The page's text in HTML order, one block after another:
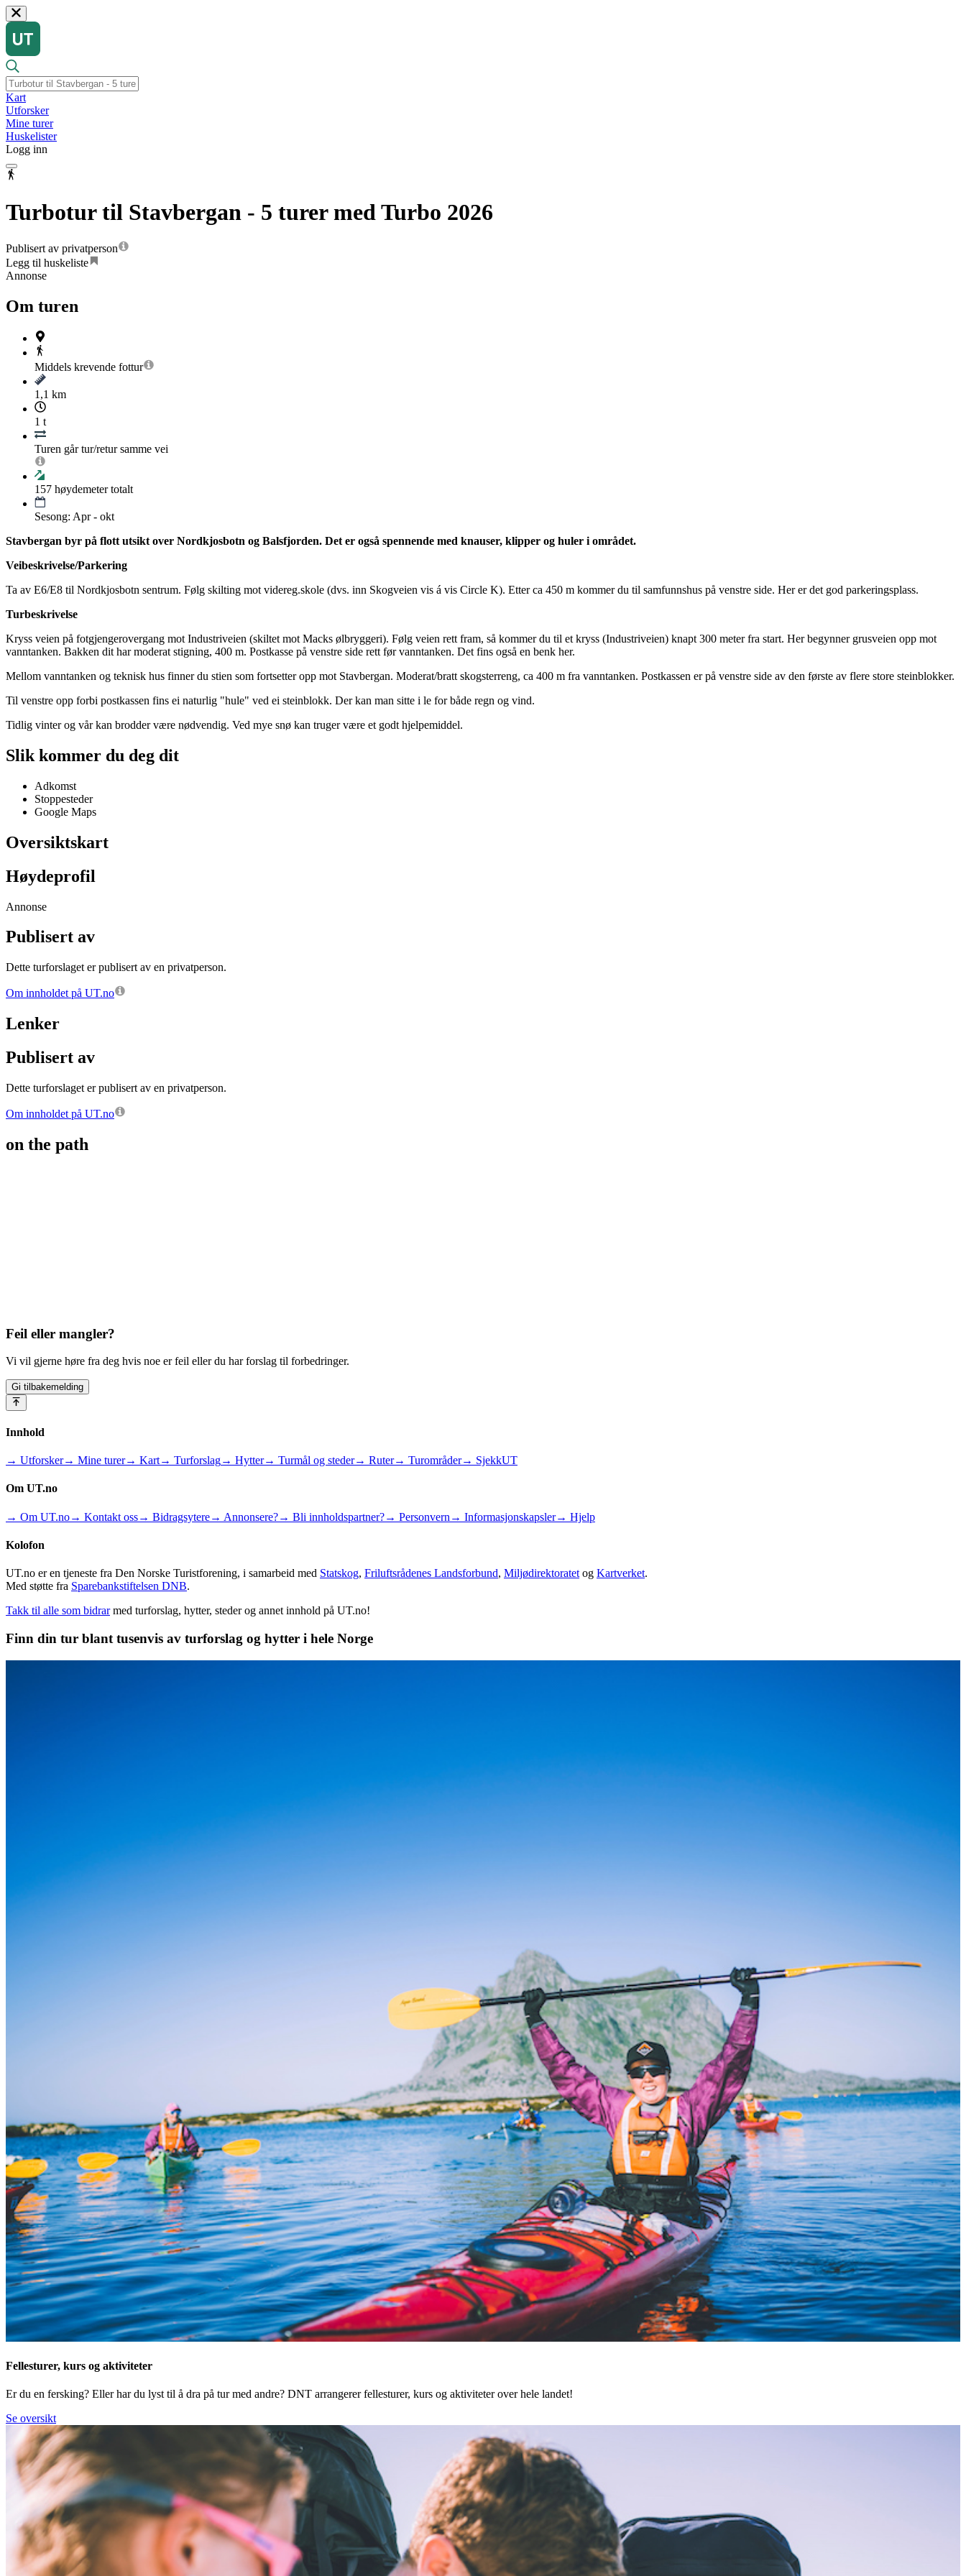
Kart
Utforsker
Mine turer
Huskelister
Logg inn
Turbotur til Stavbergan - 5 turer med Turbo 2026
Publisert av privatperson
Legg til huskeliste
Annonse
Om turen
Middels krevende fottur
1,1 km
1 t
Turen går tur/retur samme vei
157 høydemeter totalt
Sesong: Apr - okt
Stavbergan byr på flott utsikt over Nordkjosbotn og Balsfjorden. Det er også spennende med knauser, klipper og huler i området.
Veibeskrivelse/Parkering
Ta av E6/E8 til Nordkjosbotn sentrum. Følg skilting mot videreg.skole (dvs. inn Skogveien vis á vis Circle K). Etter ca 450 m kommer du til samfunnshus på venstre side. Her er det god parkeringsplass.
Turbeskrivelse
Kryss veien på fotgjengerovergang mot Industriveien (skiltet mot Macks ølbryggeri). Følg veien rett fram, så kommer du til et kryss (Industriveien) knapt 300 meter fra start. Her begynner grusveien opp mot
vanntanken. Bakken dit har moderat stigning, 400 m. Postkasse på venstre side rett før vanntanken. Det fins også en benk her.
Mellom vanntanken og teknisk hus finner du stien som fortsetter opp mot Stavbergan. Moderat/bratt skogsterreng, ca 400 m fra vanntanken. Postkassen er på venstre side av den første av flere store steinblokker.
Til venstre opp forbi postkassen fins ei naturlig "hule" ved ei steinblokk. Der kan man sitte i le for både regn og vind.
Tidlig vinter og vår kan brodder være nødvendig. Ved mye snø kan truger være et godt hjelpemiddel.
Slik kommer du deg dit
Adkomst
Stoppesteder
Google Maps
Oversiktskart
Høydeprofil
Annonse
Publisert av
Dette turforslaget er publisert av en privatperson.
Om innholdet på UT.no
Lenker
Publisert av
Dette turforslaget er publisert av en privatperson.
Om innholdet på UT.no
on the path
Feil eller mangler?
Vi vil gjerne høre fra deg hvis noe er feil eller du har forslag til forbedringer.
Gi tilbakemelding
Innhold
→ Utforsker→ Mine turer→ Kart→ Turforslag→ Hytter→ Turmål og steder→ Ruter→ Turområder→ SjekkUT
Om UT.no
→ Om UT.no→ Kontakt oss→ Bidragsytere→ Annonsere?→ Bli innholdspartner?→ Personvern → Informasjonskapsler→ Hjelp
Kolofon
UT.no er en tjeneste fra Den Norske Turistforening, i samarbeid med Statskog, Friluftsrådenes Landsforbund, Miljødirektoratet og Kartverket.
Med støtte fra Sparebankstiftelsen DNB.
Takk til alle som bidrar med turforslag, hytter, steder og annet innhold på UT.no!
Finn din tur blant tusenvis av turforslag og hytter i hele Norge
Fellesturer, kurs og aktiviteter
Er du en fersking? Eller har du lyst til å dra på tur med andre? DNT arrangerer fellesturer, kurs og aktiviteter over hele landet!
Se oversikt